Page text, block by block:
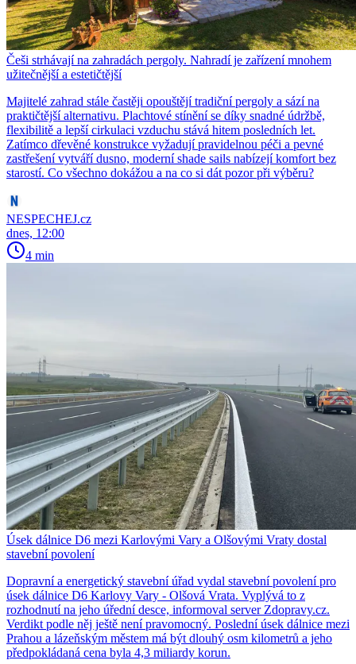
Češi strhávají na zahradách pergoly. Nahradí je zařízení mnohem
užitečnější a estetičtější
Majitelé zahrad stále častěji opouštějí tradiční pergoly a sází na
praktičtější alternativu. Plachtové stínění se díky snadné údržbě,
flexibilitě a lepší cirkulaci vzduchu stává hitem posledních let.
Zatímco dřevěné konstrukce vyžadují pravidelnou péči a pevné
zastřešení vytváří dusno, moderní shade sails nabízejí komfort bez
starostí. Co všechno dokážou a na co si dát pozor při výběru?
NESPECHEJ.cz
dnes, 12:00
4 min
Úsek dálnice D6 mezi Karlovými Vary a Olšovými Vraty dostal
stavební povolení
Dopravní a energetický stavební úřad vydal stavební povolení pro
úsek dálnice D6 Karlovy Vary - Olšová Vrata. Vyplývá to z
rozhodnutí na jeho úřední desce, informoval server Zdopravy.cz.
Verdikt podle něj ještě není pravomocný. Poslední úsek dálnice mezi
Prahou a lázeňským městem má být dlouhý osm kilometrů a jeho
předpokládaná cena byla 4,3 miliardy korun.